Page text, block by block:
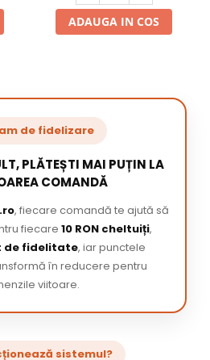
ADAUGA IN COS
de fidelizare
PLĂTEȘTI MAI PUȚIN LA
COMANDĂ
, fiecare comandă te ajută să
fiecare 10 RON cheltuiți,
de fidelitate, iar punctele
în reducere pentru
viitoare.
sistemul?